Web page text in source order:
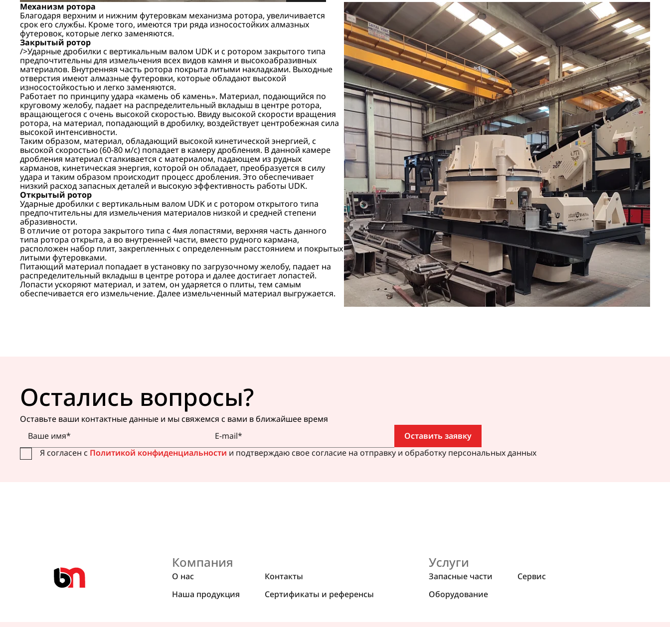
Механизм ротора
Благодаря верхним и нижним футеровкам механизма ротора, увеличивается
срок его службы. Кроме того, имеются три ряда износостойких алмазных
футеровок, которые легко заменяются.
Закрытый ротор
/>Ударные дробилки с вертикальным валом UDK и с ротором закрытого типа
предпочтительны для измельчения всех видов камня и высокоабразивных
материалов. Внутренняя часть ротора покрыта литыми накладками. Выходные
отверстия имеют алмазные футеровки, которые обладают высокой
износостойкостью и легко заменяются.
Работает по принципу удара «камень об камень». Материал, подающийся по
круговому желобу, падает на распределительный вкладыш в центре ротора,
вращающегося с очень высокой скоростью. Ввиду высокой скорости вращения
ротора, на материал, попадающий в дробилку, воздействует центробежная сила
высокой интенсивности.
Таким образом, материал, обладающий высокой кинетической энергией, с
высокой скоростью (60-80 м/с) попадает в камеру дробления. В данной камере
дробления материал сталкивается с материалом, падающем из рудных
карманов, кинетическая энергия, которой он обладает, преобразуется в силу
удара и таким образом происходит процесс дробления. Это обеспечивает
низкий расход запасных деталей и высокую эффективность работы UDK.
Открытый ротор
Ударные дробилки с вертикальным валом UDK и с ротором открытого типа
предпочтительны для измельчения материалов низкой и средней степени
абразивности.
В отличие от ротора закрытого типа с 4мя лопастями, верхняя часть данного
типа ротора открыта, а во внутренней части, вместо рудного кармана,
расположен набор плит, закрепленных с определенным расстоянием и покрытых
литыми футеровками.
Питающий материал попадает в установку по загрузочному желобу, падает на
распределительный вкладыш в центре ротора и далее достигает лопастей.
Лопасти ускоряют материал, и затем, он ударяется о плиты, тем самым
обеспечивается его измельчение. Далее измельченный материал выгружается.
Остались вопросы?
Оставьте ваши контактные данные и мы свяжемся с вами в ближайшее время
Оставить заявку
Я согласен с Политикой конфиденциальности и подтверждаю свое согласие на отправку и обработку персональных данных
Компания
О нас
Контакты
Наша продукция
Сертификаты и референсы
Услуги
Запасные части
Сервис
Оборудование